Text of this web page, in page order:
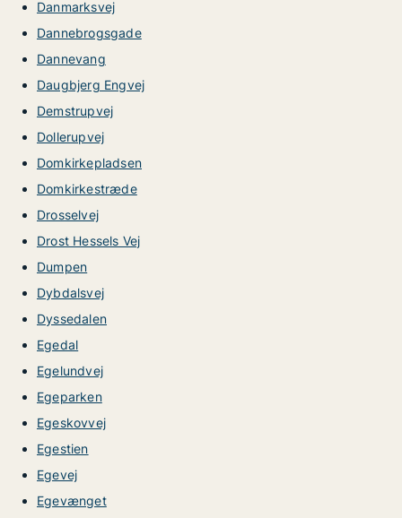
Danmarksvej
Dannebrogsgade
Dannevang
Daugbjerg Engvej
Demstrupvej
Dollerupvej
Domkirkepladsen
Domkirkestræde
Drosselvej
Drost Hessels Vej
Dumpen
Dybdalsvej
Dyssedalen
Egedal
Egelundvej
Egeparken
Egeskovvej
Egestien
Egevej
Egevænget